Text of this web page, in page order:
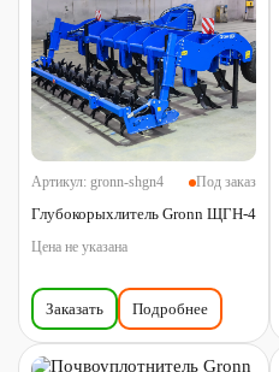
Артикул: gronn-shgn4 Под заказ
Глубокорыхлитель Gronn ЩГН-4
Цена не указана
Заказать Подробнее